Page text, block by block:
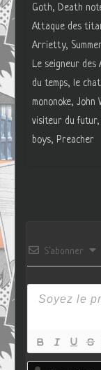
Goth, Death
Attaque des
Arrietty,
Le seigneur des
du temps, le
mononoke,
visiteur du futur,
boys, Preacher
S’abonner